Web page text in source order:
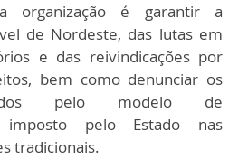
organização é garantir a
de Nordeste, das lutas em
e das reivindicações por
bem como denunciar os
pelo modelo de
imposto pelo Estado nas
tradicionais.